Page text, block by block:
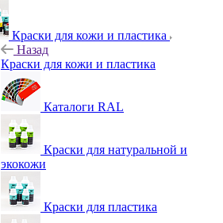
Краски для кожи и пластика
Назад
Краски для кожи и пластика
Каталоги RAL
Краски для натуральной и
экокожи
Краски для пластика